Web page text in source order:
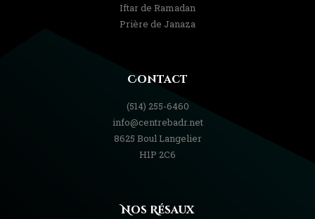
Iftar de Ramadan
Prière de Janaza
Contact
(514) 255-6460
info@centrebadr.net
8625 Boul Langelier
H1P 2C6
Nos Résaux